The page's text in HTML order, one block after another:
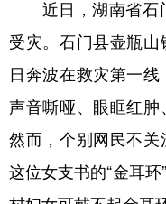
陕西 甘肃
新疆 内蒙
多语种频道
Русский язык
近日，湖南省石
受灾。石门县壶瓶
日奔波在救灾第一
声音嘶哑、眼眶红肿
然而，个别网民不
这位女支书的“金耳环